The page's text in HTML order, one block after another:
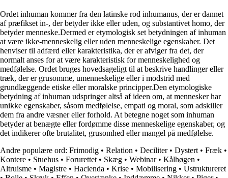
Ordet inhuman kommer fra den latinske rod inhumanus, der er dannet
af præfikset in-, der betyder ikke eller uden, og substantivet homo, der
betyder menneske.Dermed er etymologisk set betydningen af inhuman
at være ikke-menneskelig eller uden menneskelige egenskaber. Det
henviser til adfærd eller karakteristika, der er afviger fra det, der
normalt anses for at være karakteristisk for menneskelighed og
medfølelse. Ordet bruges hovedsageligt til at beskrive handlinger eller
træk, der er grusomme, umenneskelige eller i modstrid med
grundlæggende etiske eller moralske principper.Den etymologiske
betydning af inhuman udspringer altså af ideen om, at mennesker har
unikke egenskaber, såsom medfølelse, empati og moral, som adskiller
dem fra andre væsner eller forhold. At betegne noget som inhuman
betyder at benægte eller fordømme disse menneskelige egenskaber, og
det indikerer ofte brutalitet, grusomhed eller mangel på medfølelse.
Andre populære ord: Frimodig • Relation • Deciliter• Dystert • Fræk •
Kontere • Stuehus • Forurettet • Skæg • Webinar• Kålhøgen •
Altruisme • Magistre • Hacienda • Krise • Mobilisering • Ustruktureret